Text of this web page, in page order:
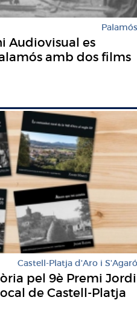
Palamós
Audiovisual es
amb dos films
Castell-Platja d'Aro i S'Agaró
pel 9è Premi Jordi
de Castell-Platja